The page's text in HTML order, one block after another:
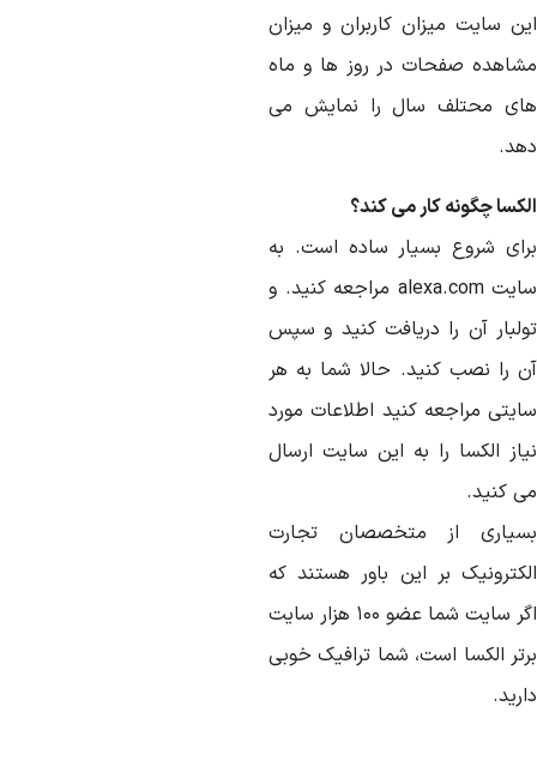
سایت میزان کاربران و میزان
صفحات در روز ها و ماه
محتلف سال را نمایش می
چگونه کار می کند؟
شروع بسیار ساده است. به
سایت alexa.com مراجعه کنید. و
آن را دریافت کنید و سپس
را نصب کنید. حالا شما به هر
مراجعه کنید اطلاعات مورد
الکسا را به این سایت ارسال
کنید.
از متخصصان تجارت
بر این باور هستند که
اگر سایت شما عضو ۱۰۰ هزار سایت
الکسا است، شما ترافیک خوبی